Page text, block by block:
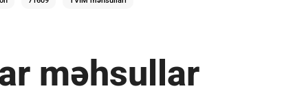
məhsullar